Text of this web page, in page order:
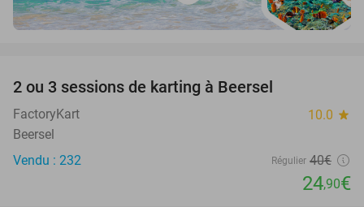
2 ou 3 sessions de karting à Beersel
FactoryKart 10.0 star
Beersel
Vendu : 232
Régulier 40€
24,90€